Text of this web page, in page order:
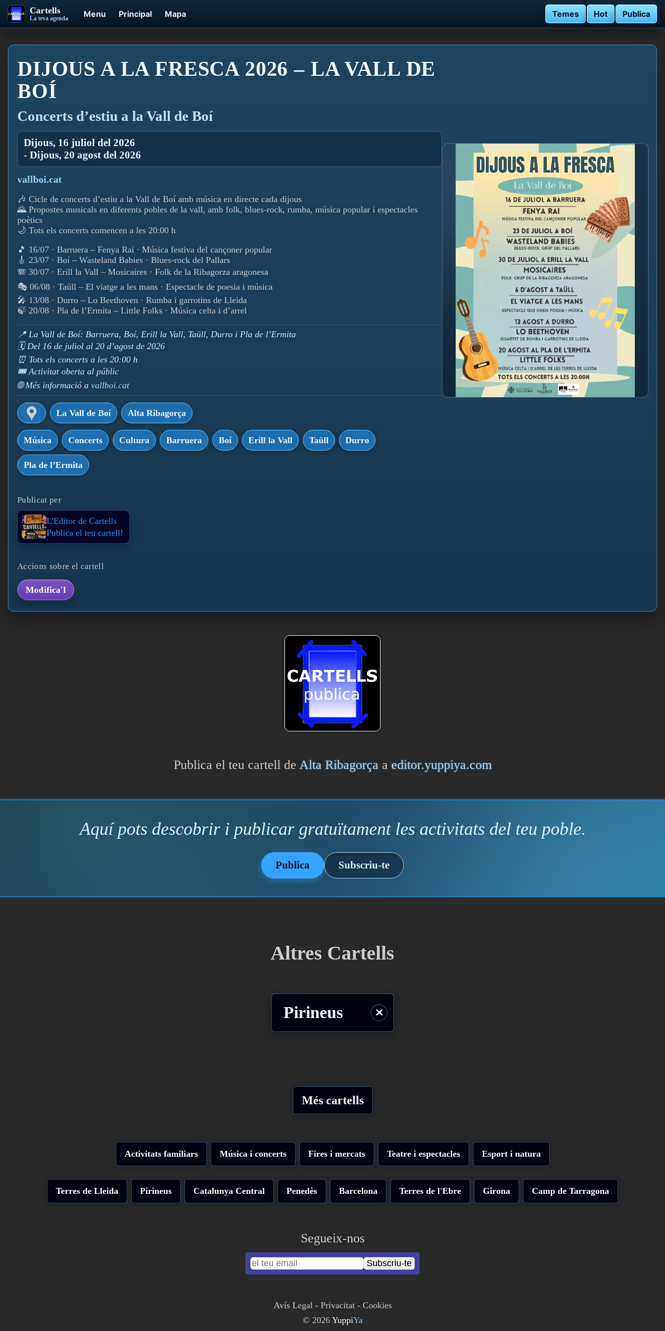
Cartells
La teva agenda Menu Principal Mapa Temes Hot Publica
DIJOUS A LA FRESCA 2026 – LA VALL DE
BOÍ
Concerts d’estiu a la Vall de Boí
Dijous, 16 juliol del 2026
- Dijous, 20 agost del 2026
vallboi.cat
🎶 Cicle de concerts d’estiu a la Vall de Boí amb música en directe cada dijous
🌄 Propostes musicals en diferents pobles de la vall, amb folk, blues-rock, rumba, música popular i espectacles
poètics
🌙 Tots els concerts comencen a les 20:00 h
🎵 16/07 · Barruera – Fenya Rai · Música festiva del cançoner popular
🎸 23/07 · Boí – Wasteland Babies · Blues-rock del Pallars
🪗 30/07 · Erill la Vall – Mosicaires · Folk de la Ribagorza aragonesa
🎭 06/08 · Taüll – El viatge a les mans · Espectacle de poesia i música
🎤 13/08 · Durro – Lo Beethoven · Rumba i garrotins de Lleida
🍃 20/08 · Pla de l’Ermita – Little Folks · Música celta i d’arrel
📍 La Vall de Boí: Barruera, Boí, Erill la Vall, Taüll, Durro i Pla de l’Ermita
🗓️ Del 16 de juliol al 20 d’agost de 2026
⏰ Tots els concerts a les 20:00 h
🎟️ Activitat oberta al públic
🌐 Més informació a vallboi.cat
La Vall de Boí Alta Ribagorça
Música Concerts Cultura Barruera Boí Erill la Vall Taüll Durro
Pla de l’Ermita
Publicat per
L'Editor de Cartells
Publica el teu cartell!
Accions sobre el cartell
Modifica'l
Publica el teu cartell de Alta Ribagorçaaeditor.yuppiya.com
Aquí pots descobrir i publicar gratuïtament les activitats del teu poble.
Publica Subscriu-te
Altres Cartells
Pirineus ⨯
Més cartells
Activitats familiars Música i concerts Fires i mercats Teatre i espectacles Esport i natura
Terres de Lleida Pirineus Catalunya Central Penedès Barcelona Terres de l'Ebre Girona Camp de Tarragona
Segueix-nos
Subscriu-te
Avís Legal- Privacitat- Cookies
© 2026 YuppiYa